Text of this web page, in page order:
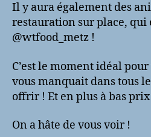
Il y aura également des
restauration sur place, qui
@wtfood_metz !
C’est le moment idéal
vous manquait dans tous
offrir ! Et en plus à bas prix
On a hâte de vous voir !